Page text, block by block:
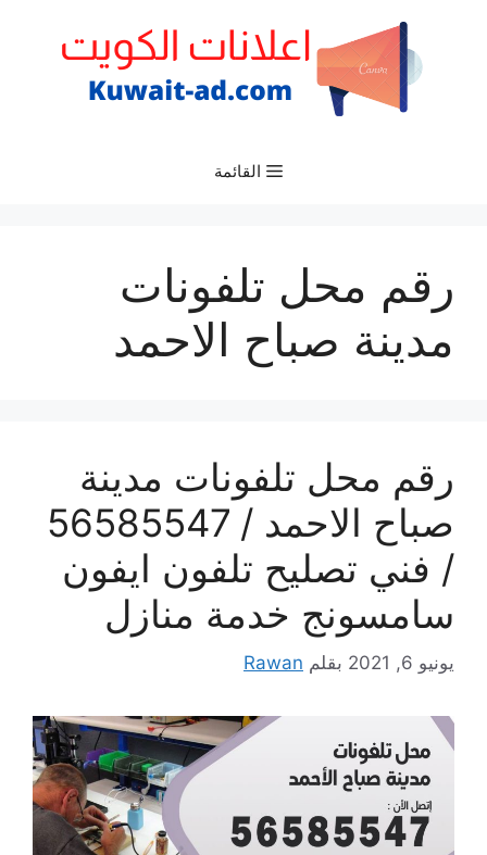
القائمة
رقم محل تلفونات
مدينة صباح الاحمد
رقم محل تلفونات مدينة
صباح الاحمد / 56585547
/ فني تصليح تلفون ايفون
سامسونج خدمة منازل
يونيو 6, 2021 بقلم Rawan